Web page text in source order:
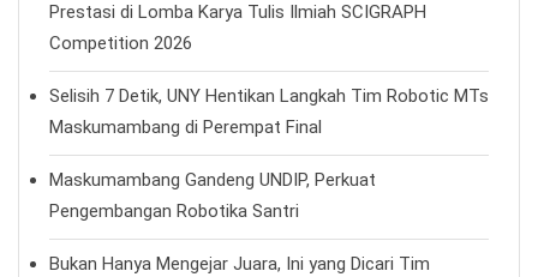
Prestasi di Lomba Karya Tulis Ilmiah SCIGRAPH
Competition 2026
Selisih 7 Detik, UNY Hentikan Langkah Tim Robotic MTs
Maskumambang di Perempat Final
Maskumambang Gandeng UNDIP, Perkuat
Pengembangan Robotika Santri
Bukan Hanya Mengejar Juara, Ini yang Dicari Tim